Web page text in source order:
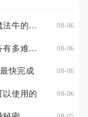
疯狂动物园是否有捕获七彩魔法牛的技巧 08-06
少年三国志第三次活动的任务有多难完成 08-06
快完成 08-06
以使用的 08-06